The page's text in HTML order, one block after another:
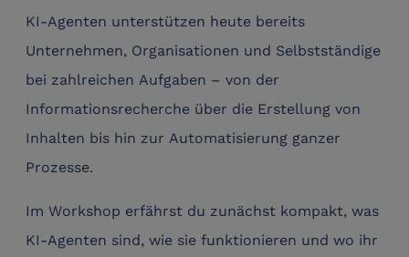
KI-Agenten unterstützen heute bereits
Unternehmen, Organisationen und Selbstständige
bei zahlreichen Aufgaben – von der
Informationsrecherche über die Erstellung von
Inhalten bis hin zur Automatisierung ganzer
Prozesse.
Im Workshop erfährst du zunächst kompakt, was
KI-Agenten sind, wie sie funktionieren und wo ihr